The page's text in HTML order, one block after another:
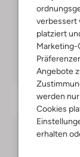
verbessert
platziert
Marketing-
Angebote
werden
Cookies
erhalten